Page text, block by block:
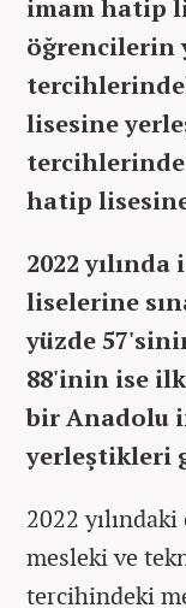
imam hatip
öğrencilerin
lisesine
hatip
2022
liselerine
yüzde
88'inin ise
bir Anadolu
yerleştikleri
2022
mesleki ve
tercihindeki